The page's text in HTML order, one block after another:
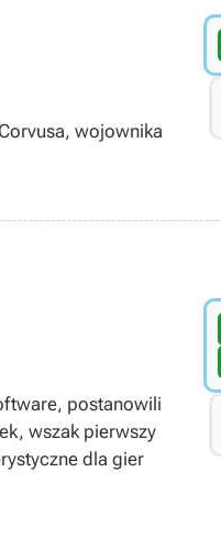
wojownika
postanowili
wszak pierwszy
dla gier